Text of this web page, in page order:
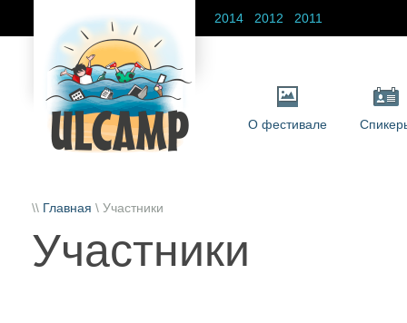
2014 2012 2011
О фестивале
\\ Главная \ Участники
Участники